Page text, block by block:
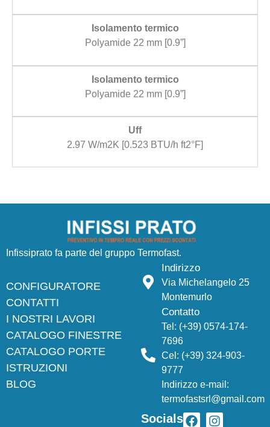
Isolamento termico
Polyamide 22 mm [0.9”]
Isolamento termico
Polyamide 22 mm [0.9”]
Uff
2.97 W/m2K [0.523 BTU/h ft2°F]
Infissiprato fa parte del gruppo Termofast.
CONFIGURATORE
CONTATTI
I NOSTRI LAVORI
CATALOGO FINESTRE
CATALOGO PORTE
ISTRUZIONI
BLOG
Indirizzo
Via Michelangelo 25
Montemurlo
Contatto
Tel: (+39) 0574-174-
7696
Cel: (+39) 324-903-
9777
Indirizzo e-mail:
termofastsrl@gmail.com
Socials